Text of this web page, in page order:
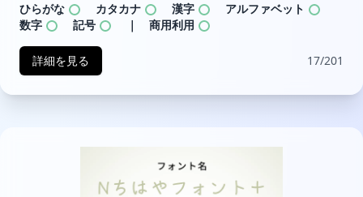
ひらがな
カタカナ 漢字
アルファベット
数字
記号 ｜ 商用利用
詳細を見る 17/201